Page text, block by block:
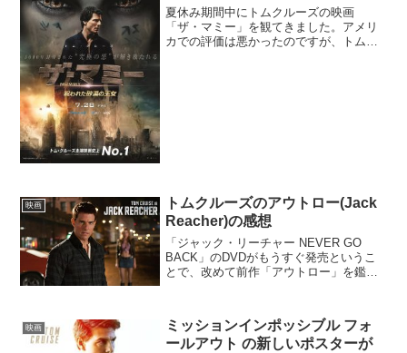
夏休み期間中にトムクルーズの映画
「ザ・マミー」を観てきました。アメリ
カでの評価は悪かったのですが、トムク
映画
トムクルーズのアウトロー(Jack
Reacher)の感想
「ジャック・リーチャー NEVER GO
BACK」のDVDがもうすぐ発売というこ
とで、改めて前作「アウトロー」を鑑
ャー」で良かったのに・・
映画
ミッションインポッシブル フォ
ールアウト の新しいポスターが